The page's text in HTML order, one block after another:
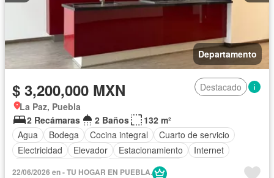
Departamento
$ 3,200,000 MXN
Destacado
La Paz, Puebla
2 Recámaras
2 Baños
132 m²
Agua
Bodega Cocina integral
Cuarto de servicio
Electricidad
Elevador Estacionamiento
Internet
Vista panorámica
22/06/2026 en - TU HOGAR EN PUEBLA.